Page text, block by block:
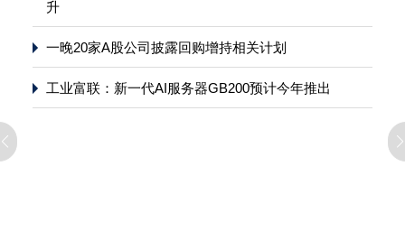
升
一晚20家A股公司披露回购增持相关计划
工业富联：新一代AI服务器GB200预计今年推出